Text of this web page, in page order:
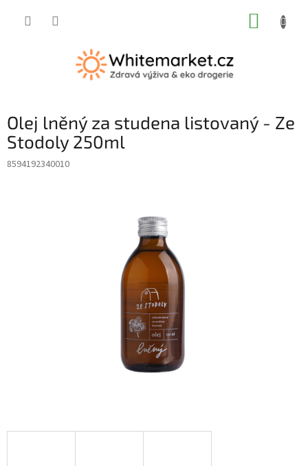
Olej lněný za studena listovaný - Ze
Stodoly 250ml
8594192340010